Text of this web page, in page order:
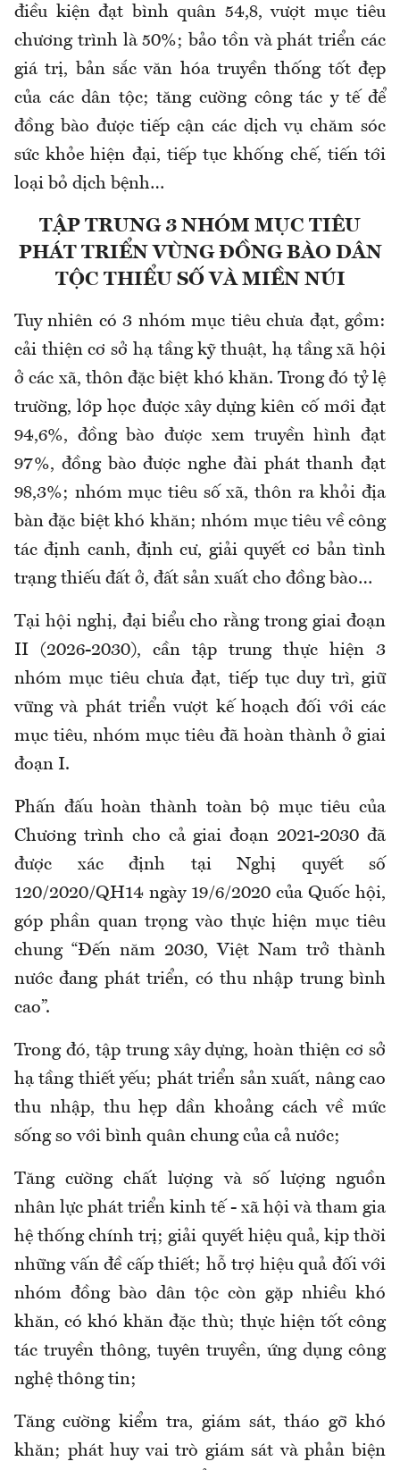
điều kiện đạt bình quân 54,8, vượt mục tiêu
chương trình là 50%; bảo tồn và phát triển các
giá trị, bản sắc văn hóa truyền thống tốt đẹp
của các dân tộc; tăng cường công tác y tế để
đồng bào được tiếp cận các dịch vụ chăm sóc
sức khỏe hiện đại, tiếp tục khống chế, tiến tới
loại bỏ dịch bệnh…
TẬP TRUNG 3 NHÓM MỤC TIÊU
PHÁT TRIỂN VÙNG ĐỒNG BÀO DÂN
TỘC THIỂU SỐ VÀ MIỀN NÚI
Tuy nhiên có 3 nhóm mục tiêu chưa đạt, gồm:
cải thiện cơ sở hạ tầng kỹ thuật, hạ tầng xã hội
ở các xã, thôn đặc biệt khó khăn. Trong đó tỷ lệ
trường, lớp học được xây dựng kiên cố mới đạt
94,6%, đồng bào được xem truyền hình đạt
97%, đồng bào được nghe đài phát thanh đạt
98,3%; nhóm mục tiêu số xã, thôn ra khỏi địa
bàn đặc biệt khó khăn; nhóm mục tiêu về công
tác định canh, định cư, giải quyết cơ bản tình
trạng thiếu đất ở, đất sản xuất cho đồng bào…
Tại hội nghị, đại biểu cho rằng trong giai đoạn
II (2026-2030), cần tập trung thực hiện 3
nhóm mục tiêu chưa đạt, tiếp tục duy trì, giữ
vững và phát triển vượt kế hoạch đối với các
mục tiêu, nhóm mục tiêu đã hoàn thành ở giai
đoạn I.
Phấn đấu hoàn thành toàn bộ mục tiêu của
Chương trình cho cả giai đoạn 2021-2030 đã
được xác định tại Nghị quyết số
120/2020/QH14 ngày 19/6/2020 của Quốc hội,
góp phần quan trọng vào thực hiện mục tiêu
chung “Đến năm 2030, Việt Nam trở thành
nước đang phát triển, có thu nhập trung bình
cao”.
Trong đó, tập trung xây dựng, hoàn thiện cơ sở
hạ tầng thiết yếu; phát triển sản xuất, nâng cao
thu nhập, thu hẹp dần khoảng cách về mức
sống so với bình quân chung của cả nước;
Tăng cường chất lượng và số lượng nguồn
nhân lực phát triển kinh tế - xã hội và tham gia
hệ thống chính trị; giải quyết hiệu quả, kịp thời
những vấn đề cấp thiết; hỗ trợ hiệu quả đối với
nhóm đồng bào dân tộc còn gặp nhiều khó
khăn, có khó khăn đặc thù; thực hiện tốt công
tác truyền thông, tuyên truyền, ứng dụng công
nghệ thông tin;
Tăng cường kiểm tra, giám sát, tháo gỡ khó
khăn; phát huy vai trò giám sát và phản biện